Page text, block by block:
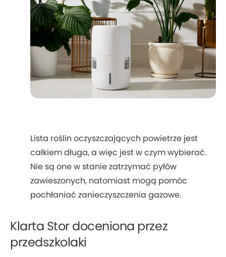
Lista roślin oczyszczających powietrze jest
całkiem długa, a więc jest w czym wybierać.
Nie są one w stanie zatrzymać pyłów
zawieszonych, natomiast mogą pomóc
pochłaniać zanieczyszczenia gazowe.
Klarta Stor doceniona przez
przedszkolaki